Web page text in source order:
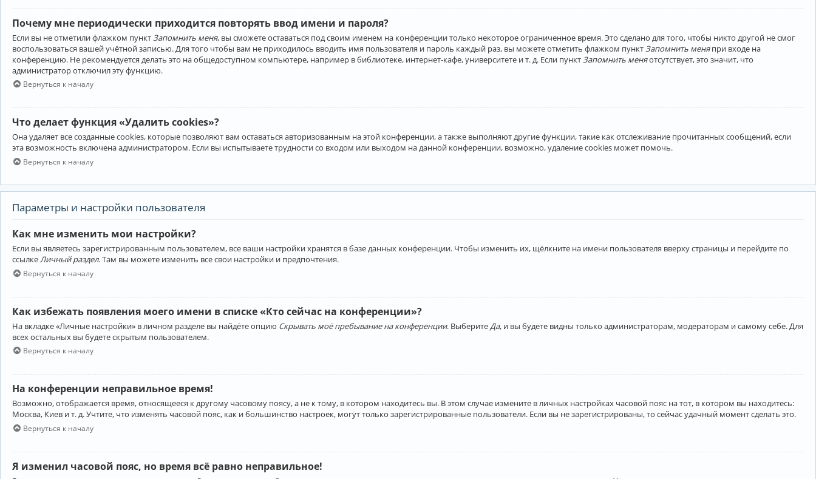
Почему мне периодически приходится повторять ввод имени и пароля?
Если вы не отметили флажком пункт Запомнить меня, вы сможете оставаться под своим именем на конференции только некоторое ограниченное время. Это сделано для того, чтобы никто другой не смог
воспользоваться вашей учётной записью. Для того чтобы вам не приходилось вводить имя пользователя и пароль каждый раз, вы можете отметить флажком пункт Запомнить меняпри входе на
конференцию. Не рекомендуется делать это на общедоступном компьютере, например в библиотеке, интернет-кафе, университете и т. д. Если пункт Запомнить меняотсутствует, это значит, что
администратор отключил эту функцию.
Вернуться к началу
Что делает функция «Удалить cookies»?
Она удаляет все созданные cookies, которые позволяют вам оставаться авторизованным на этой конференции, а также выполняют другие функции, такие как отслеживание прочитанных сообщений, если
эта возможность включена администратором. Если вы испытываете трудности со входом или выходом на данной конференции, возможно, удаление cookies может помочь.
Вернуться к началу
Параметры и настройки пользователя
Как мне изменить мои настройки?
Если вы являетесь зарегистрированным пользователем, все ваши настройки хранятся в базе данных конференции. Чтобы изменить их, щёлкните на имени пользователя вверху страницы и перейдите по
ссылкеЛичный раздел. Там вы можете изменить все свои настройки и предпочтения.
Вернуться к началу
Как избежать появления моего имени в списке «Кто сейчас на конференции»?
На вкладке «Личные настройки» в личном разделе вы найдёте опцию Скрывать моё пребывание на конференции. Выберите Да, и вы будете видны только администраторам, модераторам и самому себе. Для
всех остальных вы будете скрытым пользователем.
Вернуться к началу
На конференции неправильное время!
Возможно, отображается время, относящееся к другому часовому поясу, а не к тому, в котором находитесь вы. В этом случае измените в личных настройках часовой пояс на тот, в котором вы находитесь:
Москва, Киев и т. д. Учтите, что изменять часовой пояс, как и большинство настроек, могут только зарегистрированные пользователи. Если вы не зарегистрированы, то сейчас удачный момент сделать это.
Вернуться к началу
Я изменил часовой пояс, но время всё равно неправильное!